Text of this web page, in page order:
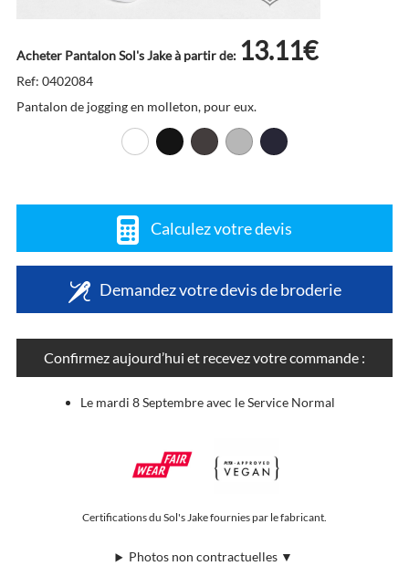
Acheter Pantalon Sol's Jake à partir de: 13.11€
Ref: 0402084
Pantalon de jogging en molleton, pour eux.
Calculez votre devis
Demandez votre devis de broderie
Confirmez aujourd’hui et recevez votre commande :
Le mardi 8 Septembre avec le Service Normal
Certifications du Sol's Jake fournies par le fabricant.
Photos non contractuelles ▼